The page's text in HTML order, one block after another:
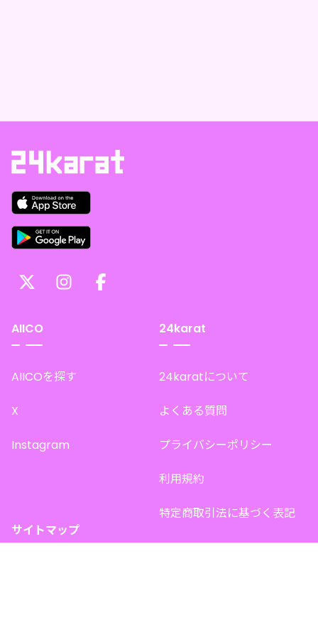
AIICO
AIICOを探す
X
Instagram
24karat
24karatについて
よくある質問
プライバシーポリシー
利用規約
特定商取引法に基づく表記
サイトマップ